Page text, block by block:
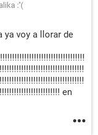
:''(
voy a llorar de
en